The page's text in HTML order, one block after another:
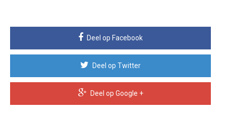
Deel op Facebook
Deel op Twitter
Deel op Google +